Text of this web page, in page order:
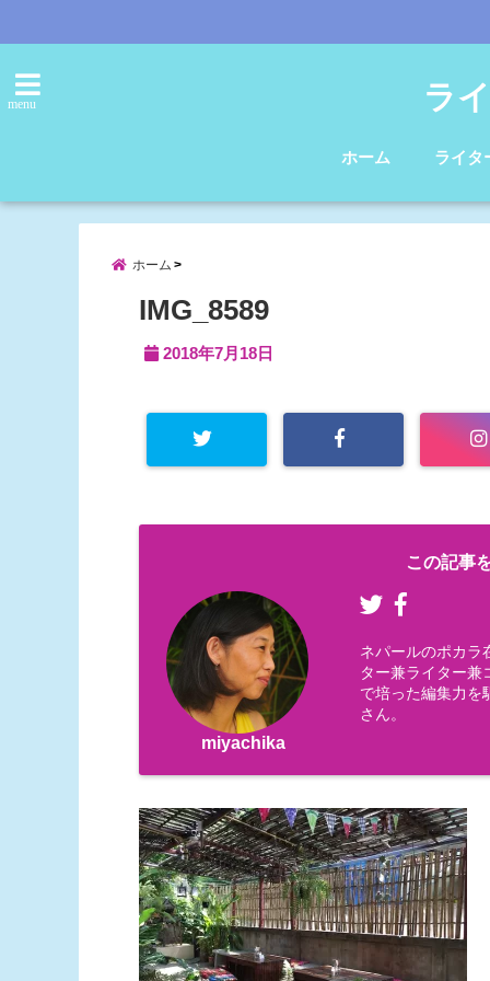
menu ラ
ホーム ライタ
ホーム
IMG_8589
2018年7月18日
この記事
miyachika
ネパールのポカラ
ター兼ライター
で培った編集力を
さん。